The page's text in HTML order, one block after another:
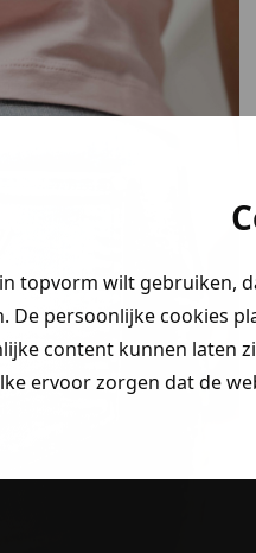
topvorm wilt gebruiken,
De persoonlijke cookies
content kunnen laten
ervoor zorgen dat de